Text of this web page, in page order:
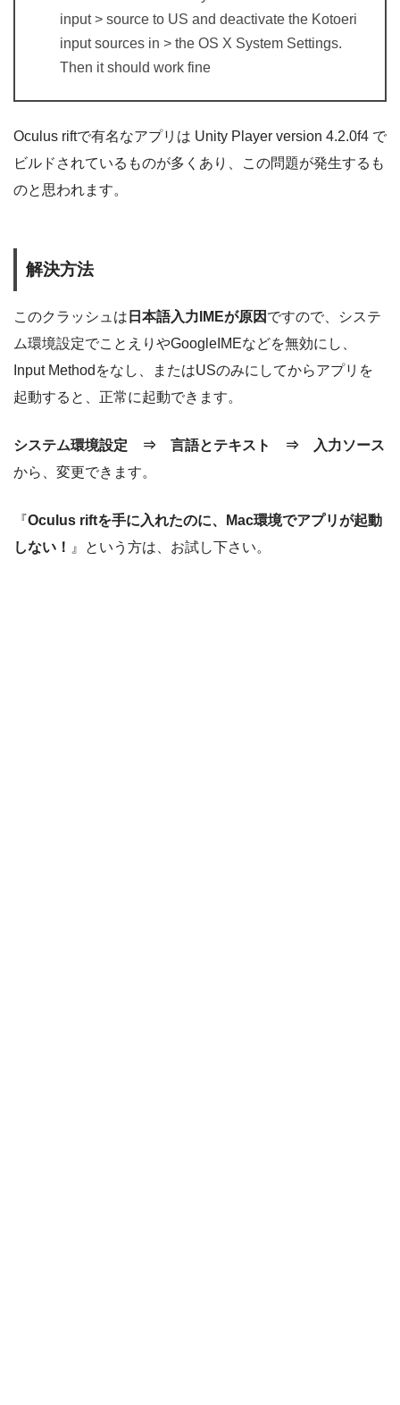
input > source to US and deactivate the Kotoeri
input sources in > the OS X System Settings.
Then it should work fine
Oculus riftで有名なアプリは Unity Player version 4.2.0f4 で
ビルドされているものが多くあり、この問題が発生するも
のと思われます。
解決方法
このクラッシュは 日本語入力IMEが原因 ですので、システ
ム環境設定でことえりやGoogleIMEなどを無効にし、
Input Methodをなし、またはUSのみにしてからアプリを
起動すると、正常に起動できます。
システム環境設定 ⇒ 言語とテキスト ⇒ 入力ソース
から、変更できます。
『Oculus riftを手に入れたのに、Mac環境でアプリが起動
しない！ 』という方は、お試し下さい。